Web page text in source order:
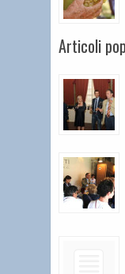
Articoli